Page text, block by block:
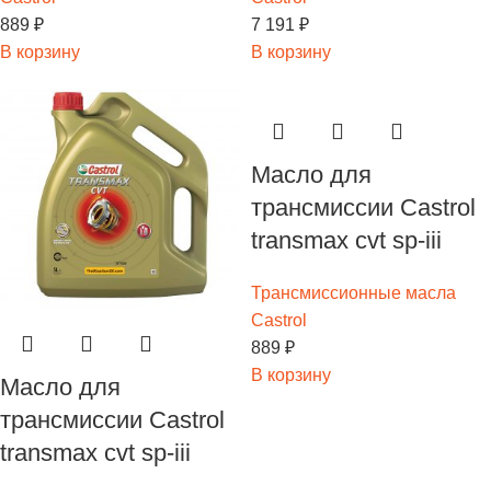
889 ₽
В корзину
7 191 ₽
В корзину
Масло для
трансмиссии Castrol
transmax cvt sp-iii
Масло для
трансмиссии Castrol
transmax cvt sp-iii
Трансмиссионные масла
Castrol
889 ₽
В корзину